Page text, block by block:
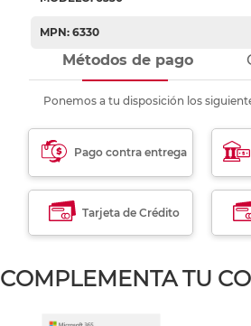
MPN: 6330
Métodos de pago
Ponemos a tu disposición los
Pago contra entrega
Tarjeta de Crédito
COMPLEMENTA TU